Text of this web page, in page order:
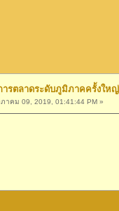
ารตลาดระดับภูมิภาคครั้งให
าคม 09, 2019, 01:41:44 PM »